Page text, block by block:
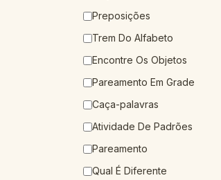
Preposições
Trem Do Alfabeto
Encontre Os Objetos
Pareamento Em Grade
Caça-palavras
Atividade De Padrões
Pareamento
Qual É Diferente